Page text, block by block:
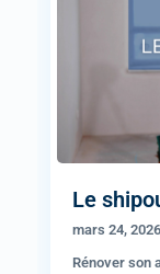
Le
mars 24, 2026
Rénover son